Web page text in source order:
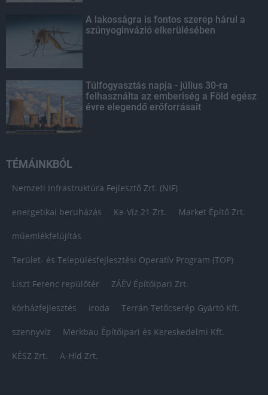
A lakosságra is fontos szerep hárul a
szúnyoginvázió elkerülésében
Túlfogyasztás napja - július 30-ra
felhasználta az emberiség a Föld egész
évre elegendő erőforrásait
TÉMÁINKBÓL
Nemzeti Infrastruktúra Fejlesztő Zrt. (NIF)
energetikai beruházás Ke-Víz 21 Zrt. Market Építő Zrt.
műemlékfelújítás
Terület- és Településfejlesztési Operatív Program (TOP)
Liszt Ferenc repülőtér ZÁÉV Építőipari Zrt.
kórházfejlesztés iroda Terrán Tetőcserép Gyártó Kft.
szennyvíz Merkbau Építőipari és Kereskedelmi Kft.
KÉSZ Zrt. A-Híd Zrt.